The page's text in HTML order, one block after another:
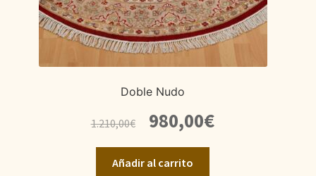
Doble Nudo
1.210,00€ precio
original
era:
980,00€precio
Añadir al carrito